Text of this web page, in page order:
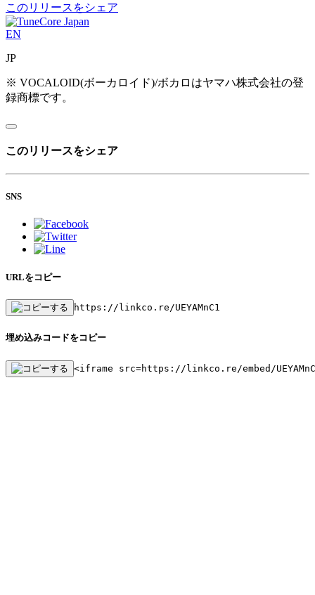
このリリースをシェア
EN
JP
※ VOCALOID(ボーカロイド)/ボカロはヤマハ株式会社の登
録商標です。
このリリースをシェア
SNS
URLをコピー
https://linkco.re/UEYAMnC1
埋め込みコードをコピー
<iframe src=https://linkco.re/embed/